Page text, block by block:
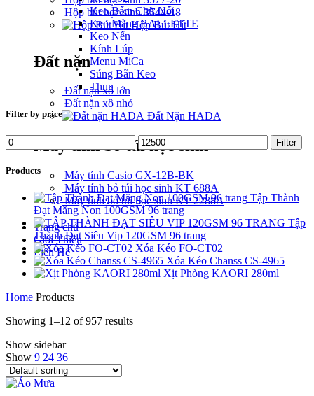
Hộp bút học sinh 3544-18
Hộp Bút Hít
Đất nặn
Đất nặn xô lớn
Đất nặn xô nhỏ
Đất Nặn HADA
Máy tính bỏ túi học sinh
Máy tính Casio GX-12B-BK
Máy tính bỏ túi học sinh KT 688A
Máy tính bỏ túi học sinh KT 2288A
Trang chủ
Giới Thiệu
Liên Hệ
Keo Bấm Chữ Nổi
Keo Màng BALLETTE
Keo Nến
Kính Lúp
Menu MiCa
Súng Bắn Keo
Thun
Filter by price
Filter
Products
Tập Thành
Đạt Măng Non 100GSM 96 trang
Tập
Thành Đạt Siêu Vip 120GSM 96 trang
Xóa Kéo FO-CT02
Xóa Kéo Chanss CS-4965
Xịt Phòng KAORI 280ml
Home Products
Showing 1–12 of 957 results
Show sidebar
Show 9 24 36